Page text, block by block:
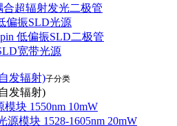
合超辐射发光二极管
偏振SLD光源
低偏振SLD二极管
宽带光源
发辐射)子分类
发辐射)
块 1550nm 10mW
源模块 1528-1605nm 20mW